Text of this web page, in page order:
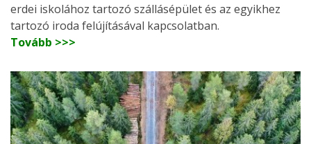
erdei iskolához tartozó szállásépület és az egyikhez
tartozó iroda felújításával kapcsolatban.
Tovább >>>